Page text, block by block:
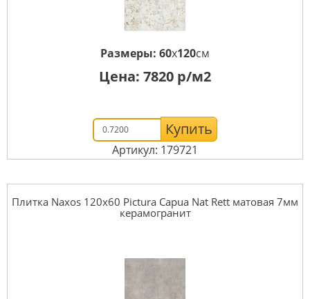
Размеры: 60x120см
Цена: 7820 р/м2
Купить
Артикул: 179721
Плитка Naxos 120x60 Pictura Capua Nat Rett матовая 7мм
керамогранит